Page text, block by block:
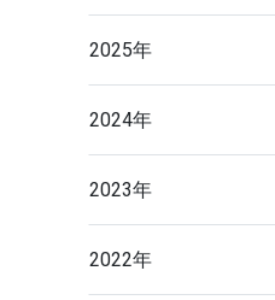
2025年
2024年
2023年
2022年